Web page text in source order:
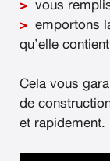
vous
emportons
qu’elle contient
Cela vous
de
et rapidement.